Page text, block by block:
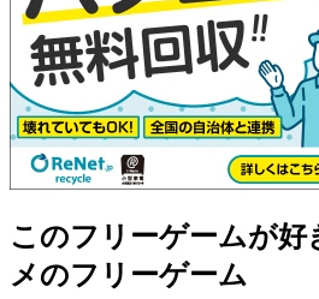
このフリーゲームが好
メのフリーゲーム